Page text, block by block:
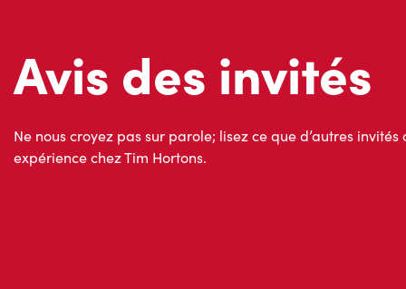
Ne nous croyez pas sur parole; lisez ce que d’autres
expérience chez Tim Hortons.